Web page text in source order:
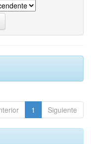
1 Siguiente